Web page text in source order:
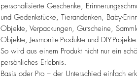
personalisierte Geschenke,
und Gedenkstücke, Tierandenken, Baby-
Objekte, Verpackungen, Gutscheine,
Objekte, Jesmonite-Produkte und DIY-Projekte.
So wird aus einem Produkt nicht nur ein
persönliches Erlebnis.
Basis oder Pro – der Unterschied einfach